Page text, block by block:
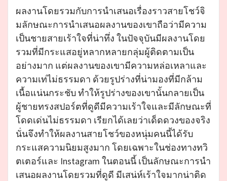
ผลงานโดยรวมกับการนำเสนอเรื่องราวสายโชว์จิ
มลักษณะการนำเสนอผลงานของเขาถือว่ามีความ
เป็นชายสายเร้าใจที่น่าทึ่ง ในปัจจุบันมีผลงานโดย
รวมที่มีกระแสอยู่หลากหลายกลุ่มผู้ติดตามเป็น
อย่างมาก แต่ผลงานของเขามีความหล่อเหลาและ
ความเท่ไม่ธรรมดา ด้วยรูปร่างที่น่ามองที่มีกล้าม
เนื้อแน่นกระชับ ทำให้รูปร่างของเขานั้นกลายเป็น
ผู้ชายทรงสปอร์ตที่ดูดีมีความเร้าใจและมีลักษณะที่
โดดเด่นไม่ธรรมดา เรียกได้เลยว่าเด็ดดวงของจริง
นั่นจึงทำให้ผลงานสายโชว์ของหนุ่มคนนี้ได้รับ
กระแสความนิยมสูงมาก โดยเฉพาะในช่องทางทวิ
ตเตอร์และ Instagram ในตอนนี้ เป็นลักษณะการนำ
เสนอผลงานโดยรวมที่ดูดี มีเสน่ห์เร้าใจมากน่าติด